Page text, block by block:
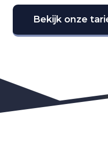
Bekijk onze